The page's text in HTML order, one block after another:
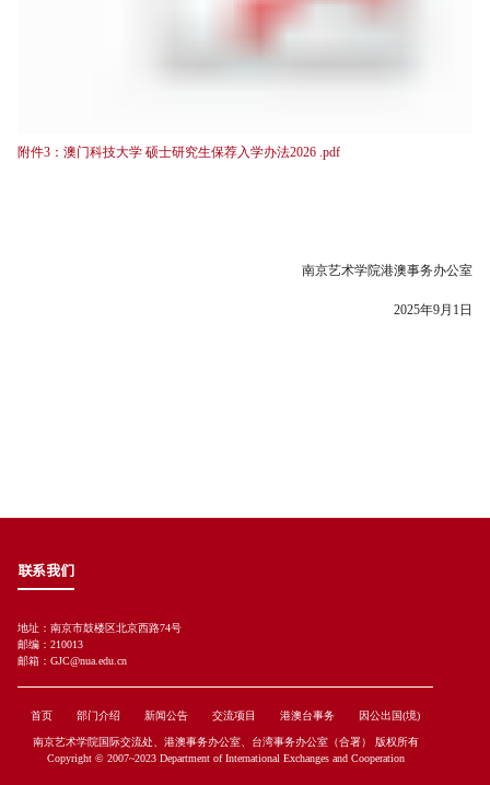
附件3：澳门科技大学 硕士研究生保荐入学办法2026 .pdf
南京艺术学院港澳事务办公室
2025年9月1日
联系我们
地址：南京市鼓楼区北京西路74号
邮编：210013
邮箱：GJC@nua.edu.cn
首页 部门介绍 新闻公告 交流项目 港澳台事务 因公出国(境)
南京艺术学院国际交流处、港澳事务办公室、台湾事务办公室（合署） 版权所有
Copyright © 2007~2023 Department of International Exchanges and Cooperation